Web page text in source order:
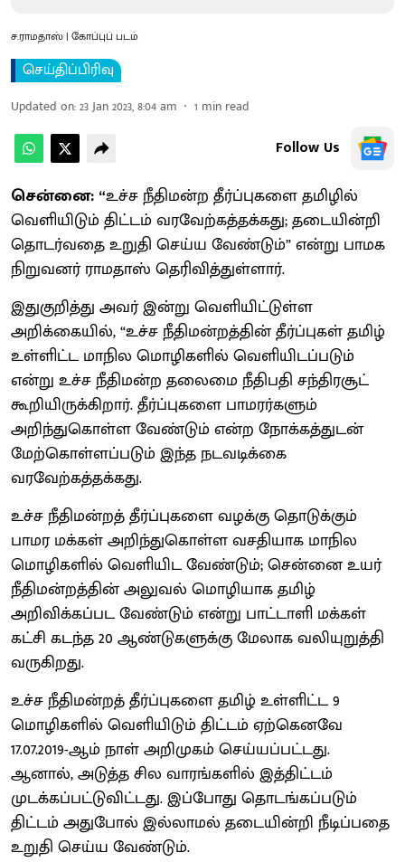
ச.ராமதாஸ் | கோப்புப் படம்
செய்திப்பிரிவு
Updated on:23 Jan 2023, 8:04 am 1 min read
Follow Us
சென்னை: “உச்ச நீதிமன்ற தீர்ப்புகளை தமிழில்
வெளியிடும் திட்டம் வரவேற்கத்தக்கது; தடையின்றி
தொடர்வதை உறுதி செய்ய வேண்டும்” என்று பாமக
நிறுவனர் ராமதாஸ் தெரிவித்துள்ளார்.
இதுகுறித்து அவர் இன்று வெளியிட்டுள்ள
அறிக்கையில், “உச்ச நீதிமன்றத்தின் தீர்ப்புகள் தமிழ்
உள்ளிட்ட மாநில மொழிகளில் வெளியிடப்படும்
என்று உச்ச நீதிமன்ற தலைமை நீதிபதி சந்திரசூட்
கூறியிருக்கிறார். தீர்ப்புகளை பாமரர்களும்
அறிந்துகொள்ள வேண்டும் என்ற நோக்கத்துடன்
மேற்கொள்ளப்படும் இந்த நடவடிக்கை
வரவேற்கத்தக்கது.
உச்ச நீதிமன்றத் தீர்ப்புகளை வழக்கு தொடுக்கும்
பாமர மக்கள் அறிந்துகொள்ள வசதியாக மாநில
மொழிகளில் வெளியிட வேண்டும்; சென்னை உயர்
நீதிமன்றத்தின் அலுவல் மொழியாக தமிழ்
அறிவிக்கப்பட வேண்டும் என்று பாட்டாளி மக்கள்
கட்சி கடந்த 20 ஆண்டுகளுக்கு மேலாக வலியுறுத்தி
வருகிறது.
உச்ச நீதிமன்றத் தீர்ப்புகளை தமிழ் உள்ளிட்ட 9
மொழிகளில் வெளியிடும் திட்டம் ஏற்கெனவே
17.07.2019-ஆம் நாள் அறிமுகம் செய்யப்பட்டது.
ஆனால், அடுத்த சில வாரங்களில் இத்திட்டம்
முடக்கப்பட்டுவிட்டது. இப்போது தொடங்கப்படும்
திட்டம் அதுபோல் இல்லாமல் தடையின்றி நீடிப்பதை
உறுதி செய்ய வேண்டும்.